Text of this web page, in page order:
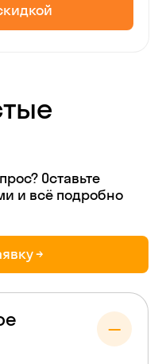
Оставьте
и всё подробно
→